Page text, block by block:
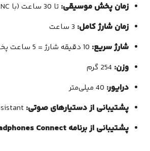
زمان پخش موسیقی: تا 30 ساعت (با ANC خاموش)
زمان شارژ کامل:
شارژ سریع:
وزن:
درایور:
پشتیبانی از دستیارهای صوتی:
پشتیبانی از برنامه Sony Headphones Connect: